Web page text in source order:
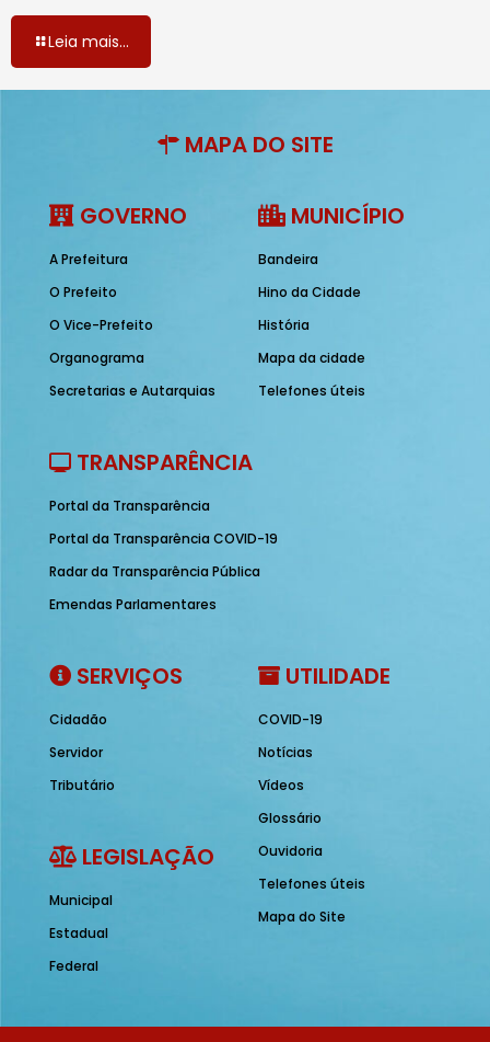
Leia mais...
MAPA DO SITE
GOVERNO
A Prefeitura
O Prefeito
O Vice-Prefeito
Organograma
Secretarias e Autarquias
MUNICÍPIO
Bandeira
Hino da Cidade
História
Mapa da cidade
Telefones úteis
TRANSPARÊNCIA
Portal da Transparência
Portal da Transparência COVID-19
Radar da Transparência Pública
Emendas Parlamentares
SERVIÇOS
Cidadão
Servidor
Tributário
LEGISLAÇÃO
Municipal
Estadual
Federal
UTILIDADE
COVID-19
Notícias
Vídeos
Glossário
Ouvidoria
Telefones úteis
Mapa do Site